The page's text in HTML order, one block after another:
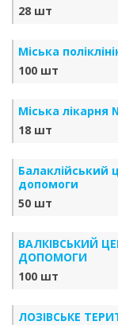
28 шт
Міська
100 шт
Міська лікарня
18 шт
Балаклійський
допомоги
50 шт
ВАЛКІВСЬКИЙ
ДОПОМОГИ
100 шт
ЛОЗІВСЬКЕ